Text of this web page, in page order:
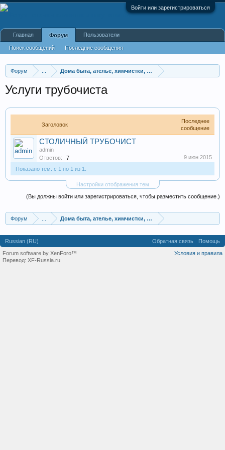
Войти или зарегистрироваться
Форум Дома быта, ателье, химчистки, ремонт одежды и обув
Услуги трубочиста
Заголовок
Последнее
сообщение
СТОЛИЧНЫЙ ТРУБОЧИСТ
admin
Ответов:
7
9 июн 2015
Показано тем: с 1 по 1 из 1.
Настройки отображения тем
(Вы должны войти или зарегистрироваться, чтобы разместить сообщение.)
Форум Дома быта, ателье, химчистки, ремонт одежды и обув
Главная Форум
Поиск сообщений Последние сообщения
Пользователи
Russian (RU) Обратная связь
Помощь
Условия и правила
Forum software by XenForo™
Перевод: XF-Russia.ru